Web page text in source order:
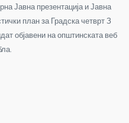
Јавна презентација и Јавна
план за Градска четврт З
објавени на општинската веб